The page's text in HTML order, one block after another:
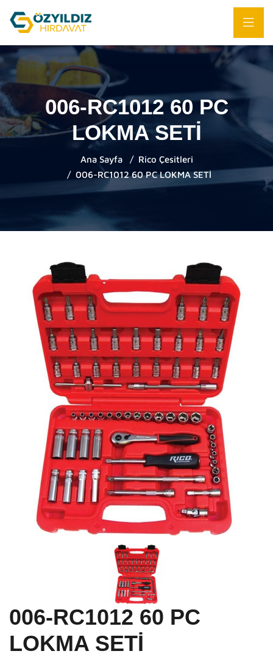
006-RC1012 60 PC
LOKMA SETİ
Ana Sayfa
Rico Çesitleri
006-RC1012 60 PC LOKMA SETİ
006-RC1012 60 PC
LOKMA SETİ